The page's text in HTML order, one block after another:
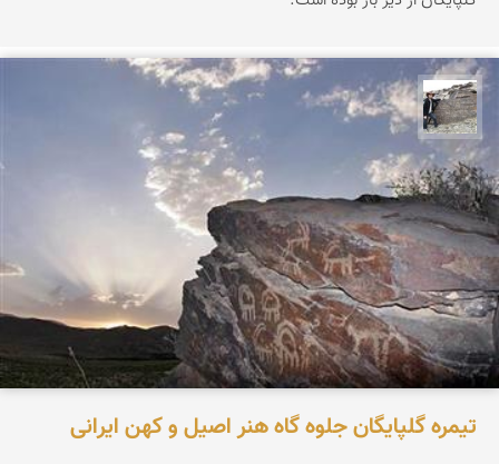
محسن جمالی
تیمره گلپایگان جلوه گاه هنر اصیل و کهن ایرانی